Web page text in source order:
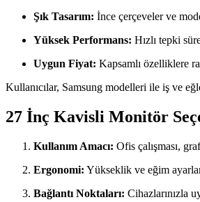
Şık Tasarım: İnce çerçeveler ve
Yüksek Performans: Hızlı tepki
Uygun Fiyat: Kapsamlı özelliklere
Kullanıcılar, Samsung modelleri ile iş ve
27 İnç Kavisli Monitör
Kullanım Amacı: Ofis çalışması,
Ergonomi: Yükseklik ve eğim
Bağlantı Noktaları: Cihazlarınızla